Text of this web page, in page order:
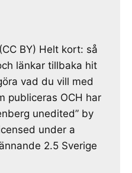
BY) Helt kort: så
länkar tillbaka hit
vad du vill med
publiceras OCH har
unedited” by
under a
2.5 Sverige